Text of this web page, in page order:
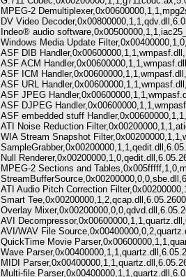
MPEG-2
DV Video
Indeo® audio
Windows Media Update
ASF DIB
ASF ACM
ASF ICM
ASF URL
ASF JPEG
ASF DJPEG
ASF embedded stuff
ATI Noise Reduction
WIA Stream Snapshot
Null
MPEG-2 Sections and
ATI Audio Pitch Correction
Smart
Overlay
AVI
AVI/WAV File
QuickTime Movie
Wave
MIDI
Multi-file